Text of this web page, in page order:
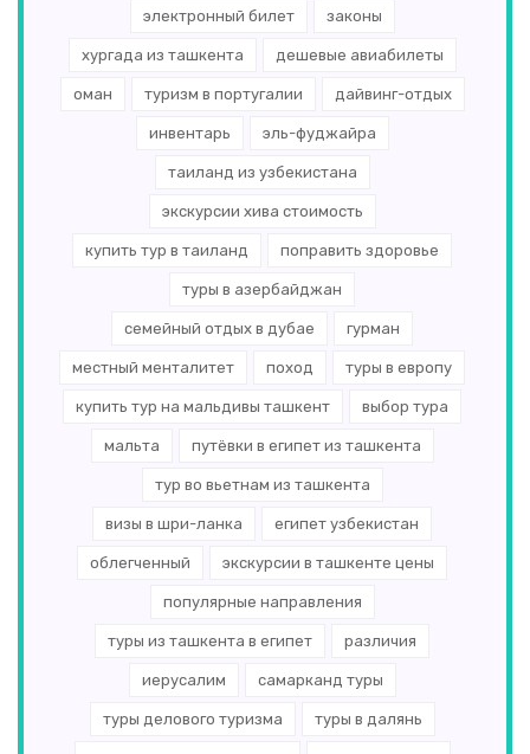
электронный билет законы
хургада из ташкента дешевые авиабилеты
оман туризм в португалии дайвинг-отдых
инвентарь эль-­фуджайра
таиланд из узбекистана
экскурсии хива стоимость
купить тур в таиланд поправить здоровье
туры в азербайджан
семейный отдых в дубае гурман
местный менталитет поход туры в европу
купить тур на мальдивы ташкент выбор тура
мальта путёвки в египет из ташкента
тур во вьетнам из ташкента
визы в шри-ланка египет узбекистан
облегченный экскурсии в ташкенте цены
популярные направления
туры из ташкента в египет различия
иерусалим самарканд туры
туры делового туризма туры в далянь